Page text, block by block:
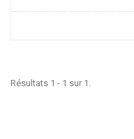
Résultats 1 - 1 sur 1.